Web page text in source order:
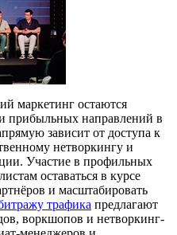
маркетинг остаются
прибыльных направлений в
зависит от доступа к
нетворкингу и
Участие в профильных
оставаться в курсе
и масштабировать
трафика предлагают
воркшопов и нетворкинг-